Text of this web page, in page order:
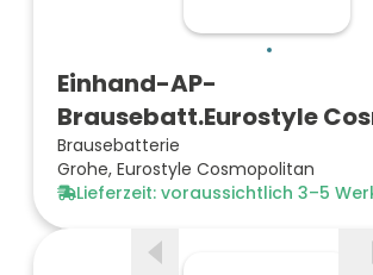
Einhand-AP-
Brausebatt.Eurostyle
verchromt Groh…
Brausebatterie
Grohe, Eurostyle Cosmopolitan
Lieferzeit: voraussichtlich 3–5